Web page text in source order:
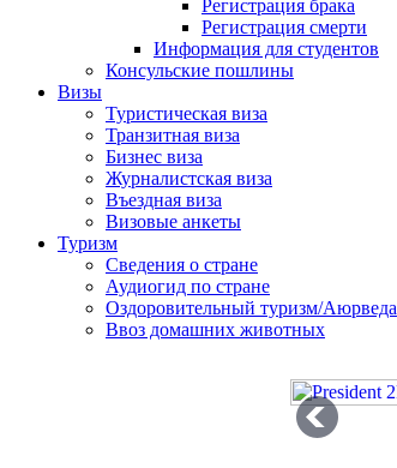
Регистрация брака
Регистрация смерти
Информация для студентов
Консульские пошлины
Визы
Туристическая виза
Транзитная виза
Бизнес виза
Журналистская виза
Въездная виза
Визовые анкеты
Туризм
Сведения о стране
Аудиогид по стране
Оздоровительный туризм/Аюрведа
Ввоз домашних животных